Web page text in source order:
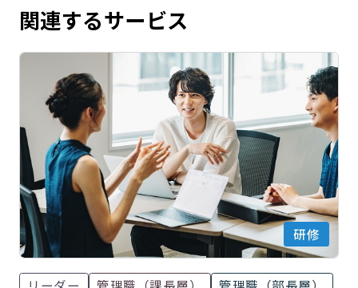
関連するサービス
研修
リーダー 管理職（課長層）
管理職（部長層）